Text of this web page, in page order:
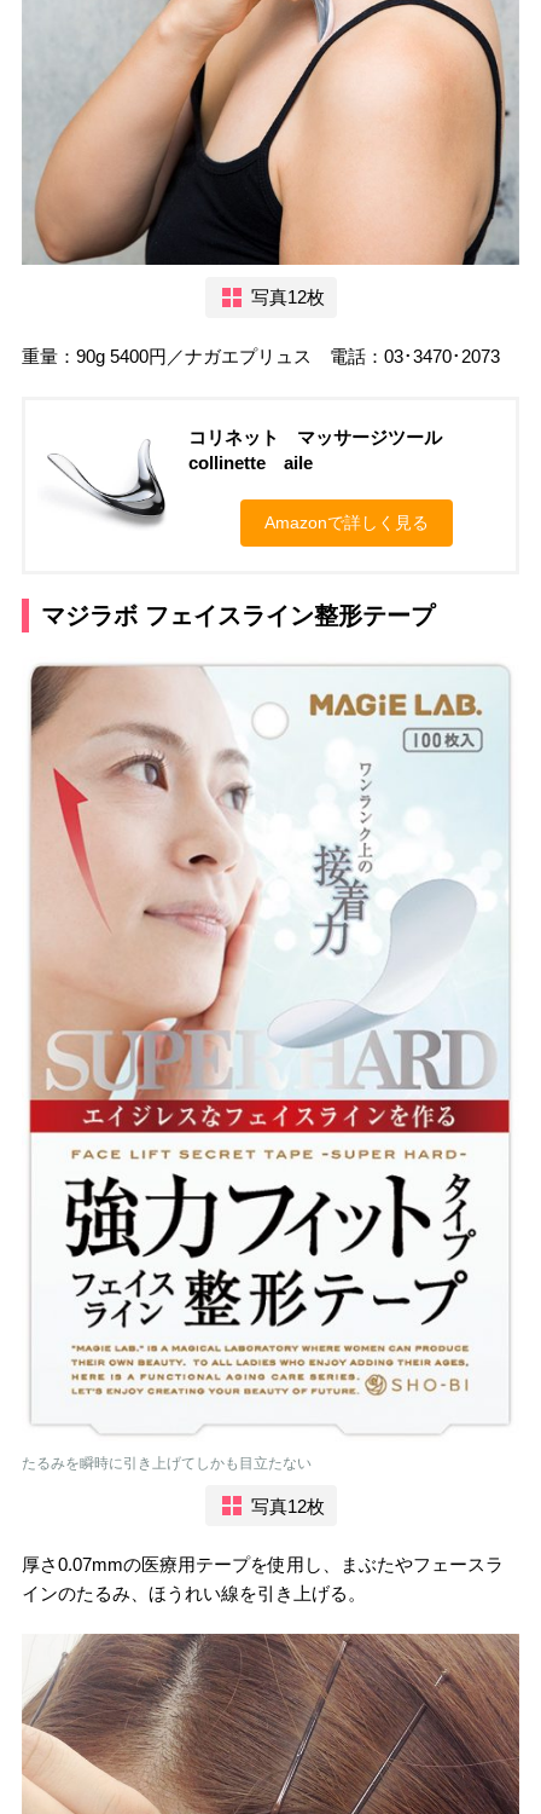
写真12枚
重量：90g 5400円／ナガエプリュス 電話：03･3470･2073
コリネット マッサージツール
collinette aile
Amazonで詳しく見る
マジラボ フェイスライン整形テープ
たるみを瞬時に引き上げてしかも目立たない
写真12枚
厚さ0.07mmの医療用テープを使用し、まぶたやフェースラ
インのたるみ、ほうれい線を引き上げる。